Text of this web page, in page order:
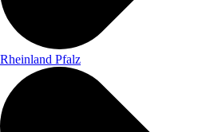
Rheinland Pfalz